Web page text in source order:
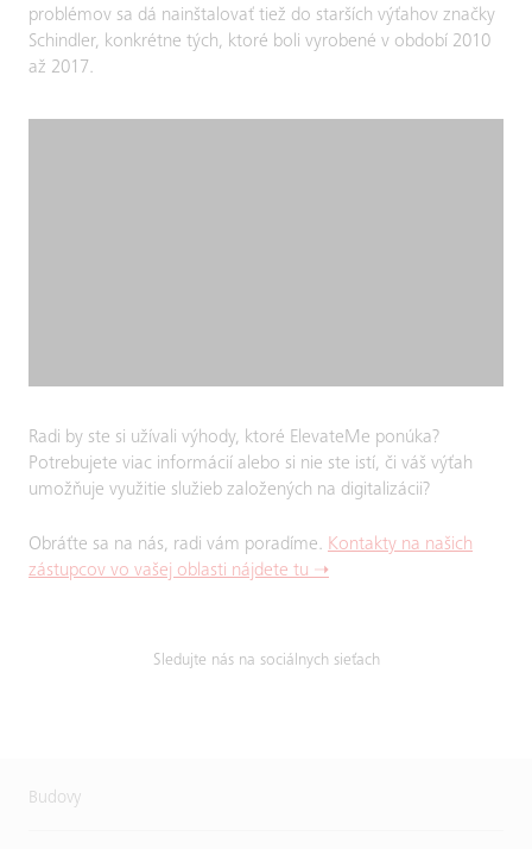
problémov sa dá nainštalovať tiež do starších výťahov značky
Schindler, konkrétne tých, ktoré boli vyrobené v období 2010
až 2017.
Radi by ste si užívali výhody, ktoré ElevateMe ponúka?
Potrebujete viac informácií alebo si nie ste istí, či váš výťah
umožňuje využitie služieb založených na digitalizácii?
Obráťte sa na nás, radi vám poradíme. Kontakty na našich
zástupcov vo vašej oblasti nájdete tu ➝
Sledujte nás na sociálnych sieťach
Budovy